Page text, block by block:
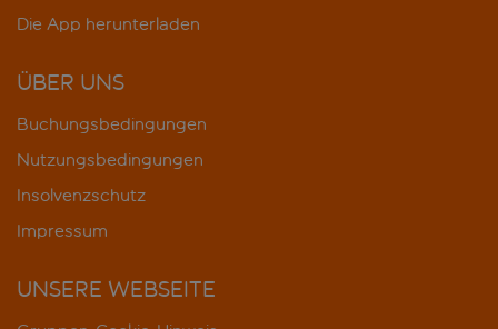
Die App herunterladen
ÜBER UNS
Buchungsbedingungen
Nutzungsbedingungen
Insolvenzschutz
Impressum
UNSERE WEBSEITE